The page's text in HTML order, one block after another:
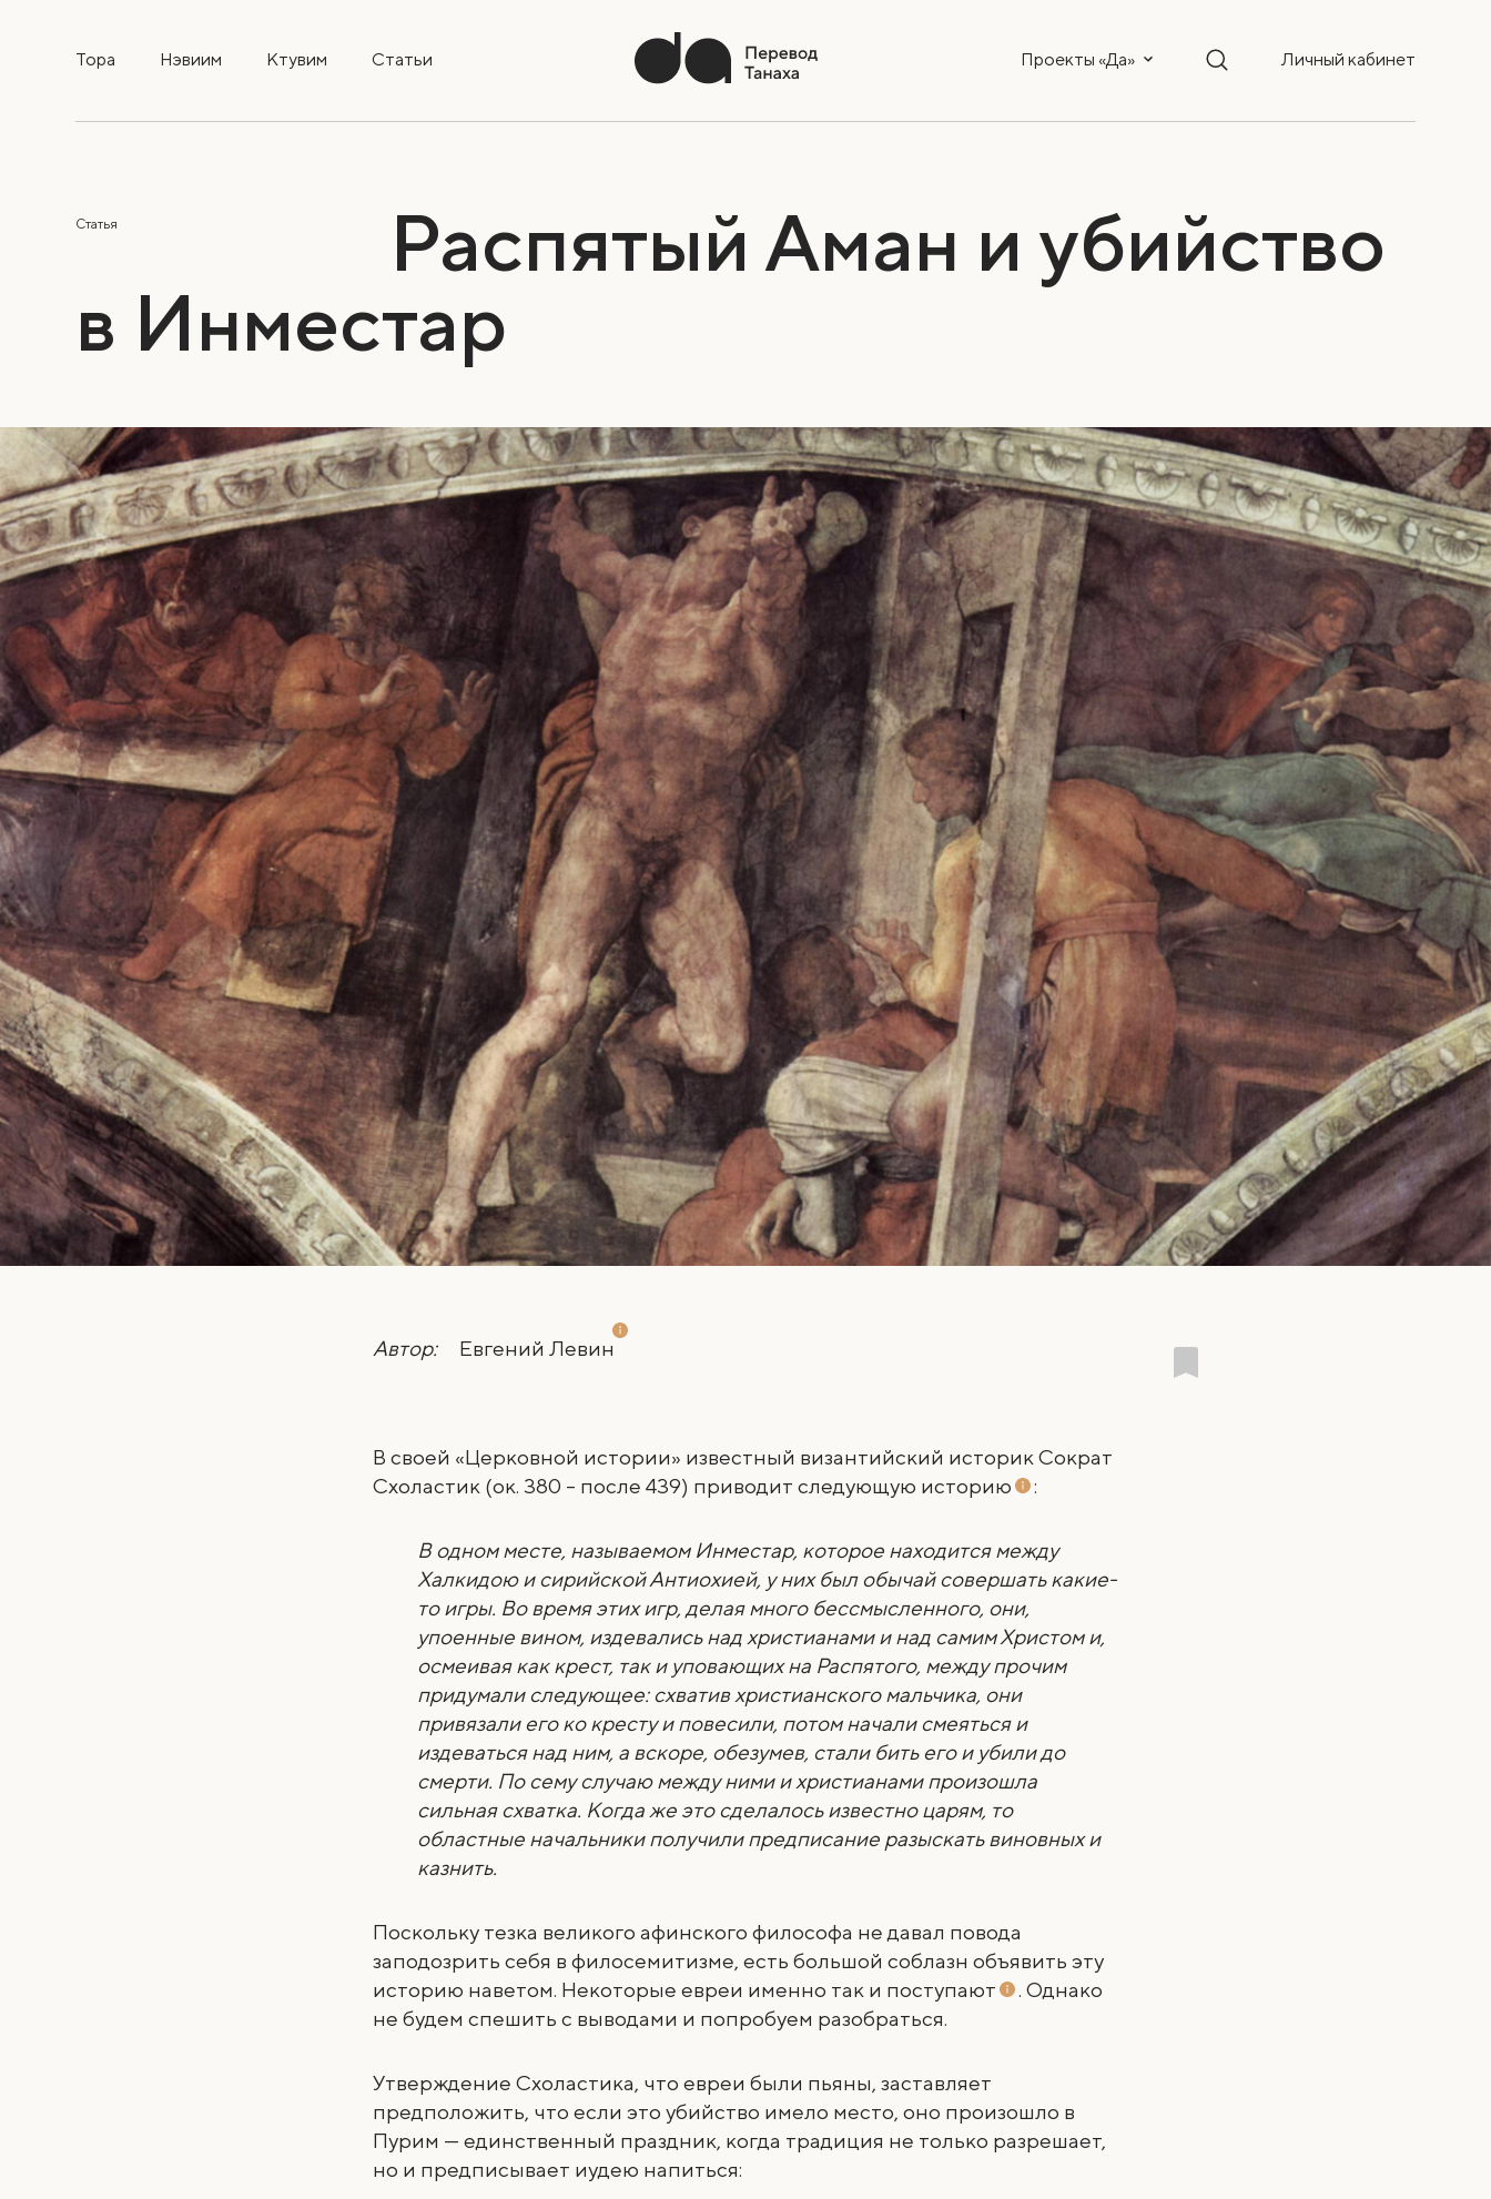
Тора Нэвиим Ктувим Статьи Проекты «Да» Личный кабинет
Статья
Распятый Аман и убийство
в Инместар
Автор: Евгений Левин
В своей «Церковной истории» известный византийский историк Сократ
Схоластик (ок. 380 – после 439) приводит следующую историю
:
В одном месте, называемом Инместар, которое находится между
Халкидою и сирийской Антиохией, у них был обычай совершать какие-
то игры. Во время этих игр, делая много бессмысленного, они,
упоенные вином, издевались над христианами и над самим Христом и,
осмеивая как крест, так и уповающих на Распятого, между прочим
придумали следующее: схватив христианского мальчика, они
привязали его ко кресту и повесили, потом начали смеяться и
издеваться над ним, а вскоре, обезумев, стали бить его и убили до
смерти. По сему случаю между ними и христианами произошла
сильная схватка. Когда же это сделалось известно царям, то
областные начальники получили предписание разыскать виновных и
казнить.
Поскольку тезка великого афинского философа не давал повода
заподозрить себя в филосемитизме, есть большой соблазн объявить эту
историю наветом. Некоторые евреи именно так и поступают
. Однако
не будем спешить с выводами и попробуем разобраться.
Утверждение Схоластика, что евреи были пьяны, заставляет
предположить, что если это убийство имело место, оно произошло в
Пурим — единственный праздник, когда традиция не только разрешает,
но и предписывает иудею напиться: